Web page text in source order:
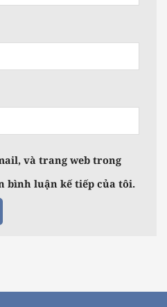
và trang web trong
bình luận kế tiếp của tôi.